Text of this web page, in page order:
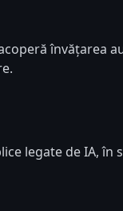
învățarea
legate de IA, în